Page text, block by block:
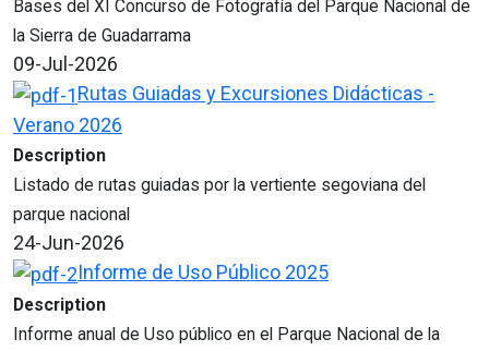
Bases del XI Concurso de Fotografía del Parque Nacional de
la Sierra de Guadarrama
09-Jul-2026
Rutas Guiadas y Excursiones Didácticas -
Verano 2026
Description
Listado de rutas guiadas por la vertiente segoviana del
parque nacional
24-Jun-2026
Informe de Uso Público 2025
Description
Informe anual de Uso público en el Parque Nacional de la